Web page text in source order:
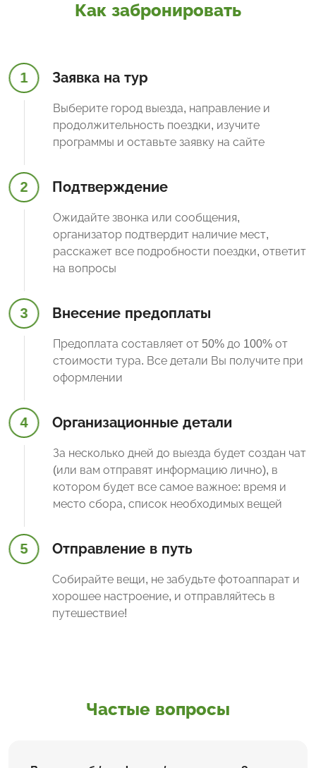
Как забронировать
1 Заявка на тур
Выберите город выезда, направление и
продолжительность поездки, изучите
программы и оставьте заявку на сайте
2 Подтверждение
Ожидайте звонка или сообщения,
организатор подтвердит наличие мест,
расскажет все подробности поездки, ответит
на вопросы
3 Внесение предоплаты
Предоплата составляет от 50% до 100% от
стоимости тура. Все детали Вы получите при
оформлении
4 Организационные детали
За несколько дней до выезда будет создан чат
(или вам отправят информацию лично), в
котором будет все самое важное: время и
место сбора, список необходимых вещей
5 Отправление в путь
Собирайте вещи, не забудьте фотоаппарат и
хорошее настроение, и отправляйтесь в
путешествие!
Частые вопросы